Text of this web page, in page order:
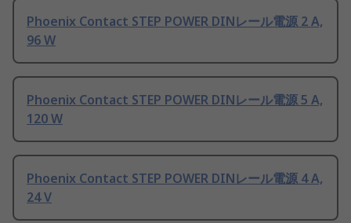
Phoenix Contact STEP POWER DINレール電源 2 A,
96 W
Phoenix Contact STEP POWER DINレール電源 5 A,
120 W
Phoenix Contact STEP POWER DINレール電源 4 A,
24 V